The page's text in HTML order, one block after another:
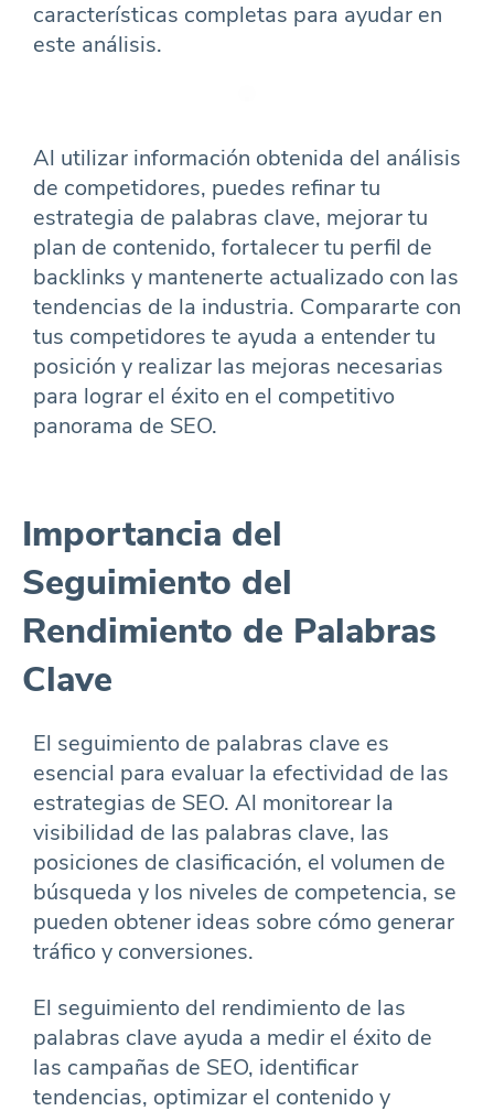
características completas para ayudar en
este análisis.
Al utilizar información obtenida del análisis
de competidores, puedes refinar tu
estrategia de palabras clave, mejorar tu
plan de contenido, fortalecer tu perfil de
backlinks y mantenerte actualizado con las
tendencias de la industria. Compararte con
tus competidores te ayuda a entender tu
posición y realizar las mejoras necesarias
para lograr el éxito en el competitivo
panorama de SEO.
Importancia del
Seguimiento del
Rendimiento de Palabras
Clave
El seguimiento de palabras clave es
esencial para evaluar la efectividad de las
estrategias de SEO. Al monitorear la
visibilidad de las palabras clave, las
posiciones de clasificación, el volumen de
búsqueda y los niveles de competencia, se
pueden obtener ideas sobre cómo generar
tráfico y conversiones.
El seguimiento del rendimiento de las
palabras clave ayuda a medir el éxito de
las campañas de SEO, identificar
tendencias, optimizar el contenido y